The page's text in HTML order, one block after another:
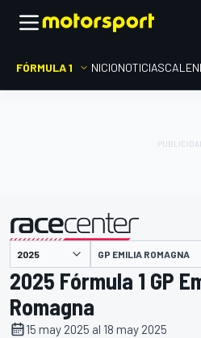
FÓRMULA 1 INICIONOTICIAS
presentado por GP EMILIA ROMAGNA
2025 Fórmula 1 GP
Romagna
15 may 2025 al 18 may 2025